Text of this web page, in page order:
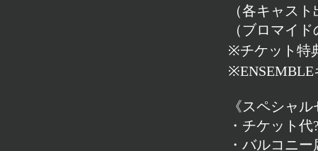
（各キャス
（ブロマイ
※チケット特
※ENSEMBLE
《スペシャ
・チケット代
・バルコニ